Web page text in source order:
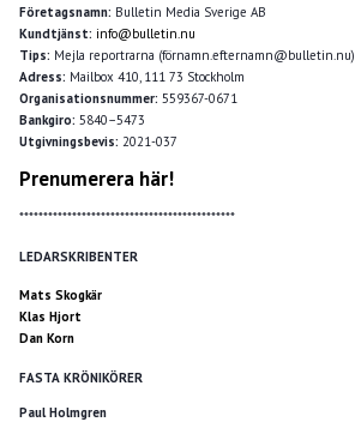
Företagsnamn: Bulletin Media Sverige AB
Kundtjänst: info@bulletin.nu
Tips: Mejla reportrarna (förnamn.efternamn@bulletin.nu)
Adress: Mailbox 410, 111 73 Stockholm
Organisationsnummer: 559367-0671
Bankgiro: 5840–5473
Utgivningsbevis: 2021-037
Prenumerera här!
*********************************************
LEDARSKRIBENTER
Mats Skogkär
Klas Hjort
Dan Korn
FASTA KRÖNIKÖRER
Paul Holmgren